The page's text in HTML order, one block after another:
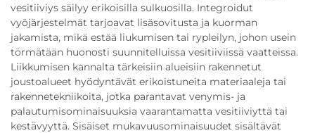
vesitiiviys säilyy erikoisilla sulkuosilla. Integroidut
vyöjärjestelmät tarjoavat lisäsovitusta ja kuorman
jakamista, mikä estää liukumisen tai rypleilyn, johon usein
törmätään huonosti suunnitelluissa vesitiiviissä vaatteissa.
Liikkumisen kannalta tärkeisiin alueisiin rakennetut
joustoalueet hyödyntävät erikoistuneita materiaaleja tai
rakennetekniikoita, jotka parantavat venymis- ja
palautumisominaisuuksia vaarantamatta vesitiiviyttä tai
kestävyyttä. Sisäiset mukavuusominaisuudet sisältävät